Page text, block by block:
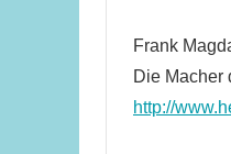
Frank
Die Macher
http://